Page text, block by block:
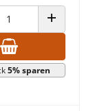
ANZAHL
5% sparen